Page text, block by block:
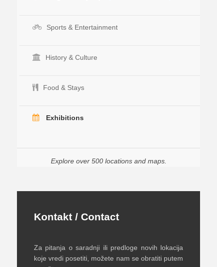
Sports & Entertainment
History & Culture
Food & Stays
Exhibitions
Explore over 500 locations and maps.
Kontakt / Contact
Za pitanja o saradnji ili predloge novih lokacija
koje vredi posetiti, možete nam se obratiti putem